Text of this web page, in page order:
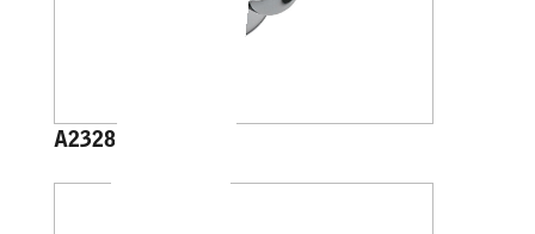
A23280